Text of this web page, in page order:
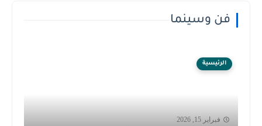
فن وسينما
الرئيسية
فبراير 15, 2026